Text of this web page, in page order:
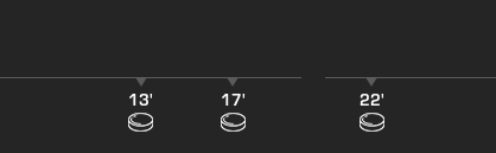
13' 17' 22'